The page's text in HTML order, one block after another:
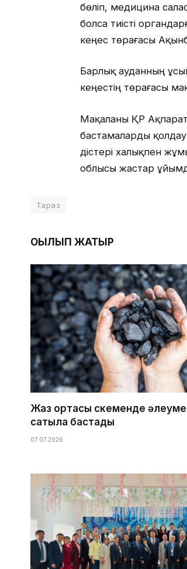
бөліп, медицина
болса тиісті
кеңес төрағасы
Барлық ауданның
кеңестің төрағасы
Мақаланы ҚР
бастамаларды
әдістері халықпен
облысы жастар
Тараз
ОҚЫЛЫП ЖАТЫР
Жаз ортасы Өскеменде
сатыла бастады
07.07.2026